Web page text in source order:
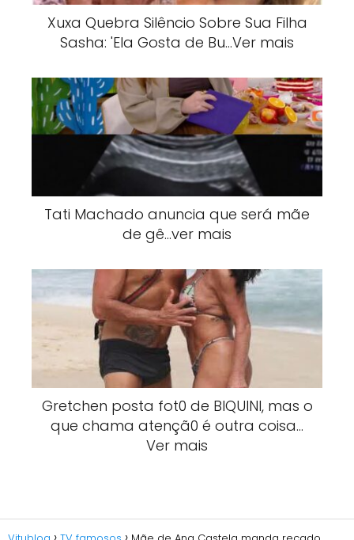
Xuxa Quebra Silêncio Sobre Sua Filha
Sasha: 'Ela Gosta de Bu…Ver mais
Tati Machado anuncia que será mãe
de gê…ver mais
Gretchen posta fot0 de BlQUlNI, mas o
que chama atençã0 é outra coisa…
Ver mais